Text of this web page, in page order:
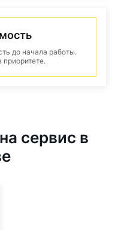
до начала работы.
приоритете.
сервис в